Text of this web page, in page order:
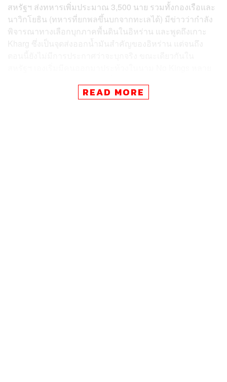
สหรัฐฯ ส่งทหารเพิ่มประมาณ 3,500 นาย รวมทั้งกองเรือและ
นาวิกโยธิน (ทหารที่ยกพลขึ้นบกจากทะเลได้) มีข่าวว่ากำลัง
พิจารณาทางเลือกบุกภาคพื้นดินในอิหร่าน และพูดถึงเกาะ
เยื้อ แรงกดดันทางการเมืองของทรัมป์จะยิ่งมากขึ้นครับ
READ MORE